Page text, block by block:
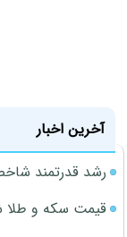
آخرین اخبار
رشد قدرتمند
قیمت سکه و طلا شنبه 17